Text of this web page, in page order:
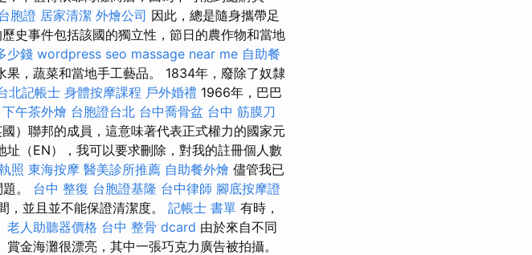
胞證 居家清潔 外燴公司 因此，總是隨身攜帶足
史事件包括該國的獨立性，節日的農作物和當地
少錢 wordpress seo massage near me 自助餐
，蔬菜和當地手工藝品。 1834年，廢除了奴隸
北記帳士 身體按摩課程 戶外婚禮 1966年，巴巴
下午茶外燴 台胞證台北 台中喬骨盆 台中 筋膜刀
）聯邦的成員，這意味著代表正式權力的國家元
（EN），我可以要求刪除，對我的註冊個人數
照 東海按摩 醫美診所推薦 自助餐外燴 儘管我已
。 台中 整復 台胞證基隆 台中律師 腳底按摩證
，並且並不能保證清潔度。 記帳士 書單 有時，
老人助聽器價格 台中 整骨 dcard 由於來自不同
金海灘很漂亮，其中一張巧克力廣告被拍攝。